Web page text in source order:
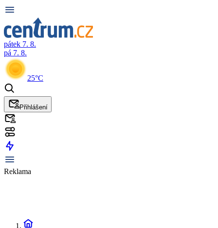
pátek 7. 8.
pá 7. 8.
25°C
Přihlášení
Reklama